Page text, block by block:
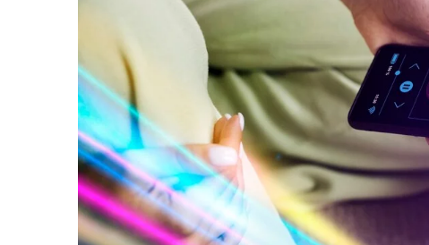
2 lipca 2025
Jak ekologiczne świece
wpływają na atmosferę
samopoczucie
Odkryj korzyści płynące
ekologicznych świec
które nie tylko
wyjątkową atmosferę w
domu, ale także
na zdrowie i